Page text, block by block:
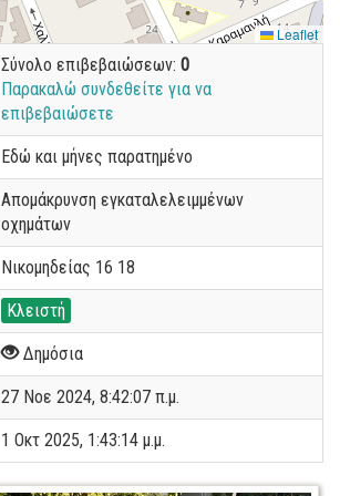
Leaflet
Σύνολο επιβεβαιώσεων: 0
Παρακαλώ συνδεθείτε για να
επιβεβαιώσετε
Εδώ και μήνες παρατημένο
Απομάκρυνση εγκαταλελειμμένων
οχημάτων
Νικομηδείας 16 18
Κλειστή
Δημόσια
27 Νοε 2024, 8:42:07 π.μ.
1 Οκτ 2025, 1:43:14 μ.μ.